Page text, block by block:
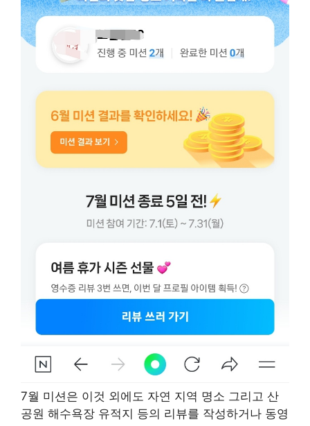
7월 미션은 이것 외에도 자연 지역 명소 그리고 산
공원 해수욕장 유적지 등의 리뷰를 작성하거나 동영